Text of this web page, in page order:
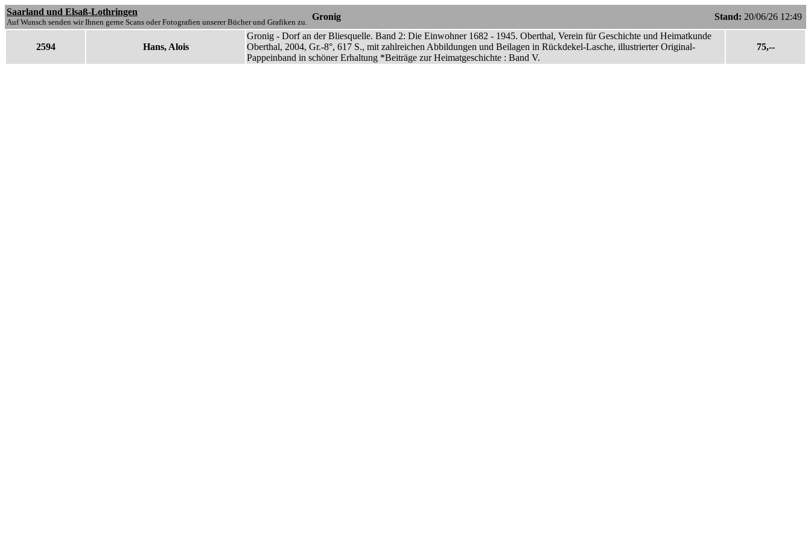
Saarland und Elsaß-Lothringen
Auf Wunsch senden wir Ihnen gerne Scans oder Fotografien unserer Bücher und Grafiken zu.
Gronig Stand: 20/06/26 12:49
2594 Hans, Alois
Gronig - Dorf an der Bliesquelle. Band 2: Die Einwohner 1682 - 1945. Oberthal, Verein für Geschichte und Heimatkunde
Oberthal, 2004, Gr.-8°, 617 S., mit zahlreichen Abbildungen und Beilagen in Rückdekel-Lasche, illustrierter Original-
Pappeinband in schöner Erhaltung *Beiträge zur Heimatgeschichte : Band V.
75,--